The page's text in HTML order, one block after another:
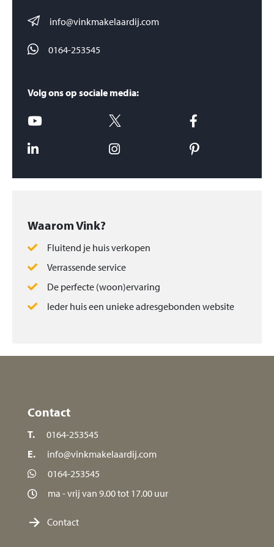
info@vinkmakelaardij.com
0164-253545
Volg ons op sociale media:
Waarom Vink?
Fluitend je huis verkopen
Verrassende service
De perfecte (woon)ervaring
Ieder huis een unieke adresgebonden website
Contact
T.
0164-253545
E.
info@vinkmakelaardij.com
0164-253545
ma - vrij van 9.00 tot 17.00 uur
Contact